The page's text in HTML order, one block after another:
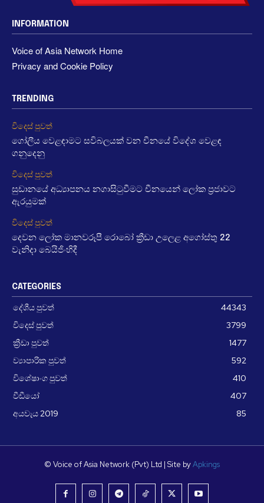
INFORMATION
Voice of Asia Network Home
Privacy and Cookie Policy
TRENDING
විදෙස් පුවත්
ගෝලීය වෙළඳාමට සවිබලයක් වන චීනයේ විදේශ වෙළඳ
ගනුදෙනු
විදෙස් පුවත්
සුඩානයේ අධ්‍යාපනය නගාසිටුවීමට චීනයෙන් ලෝක ප්‍රජාවට
ඇරයුමක්
විදෙස් පුවත්
දෙවන ලෝක මානවරූපී රොබෝ ක්‍රීඩා උලෙළ අගෝස්තු 22
වැනිදා බෙයිජිංහිදී
CATEGORIES
දේශීය පුවත්
44343
විදෙස් පුවත්
3799
ක්‍රීඩා පුවත්
1477
ව්‍යාපාරික පුවත්
592
විශේෂාංග පුවත්
410
වීඩීයෝ
407
අයවැය 2019
85
© Voice of Asia Network (Pvt) Ltd | Site byApkings